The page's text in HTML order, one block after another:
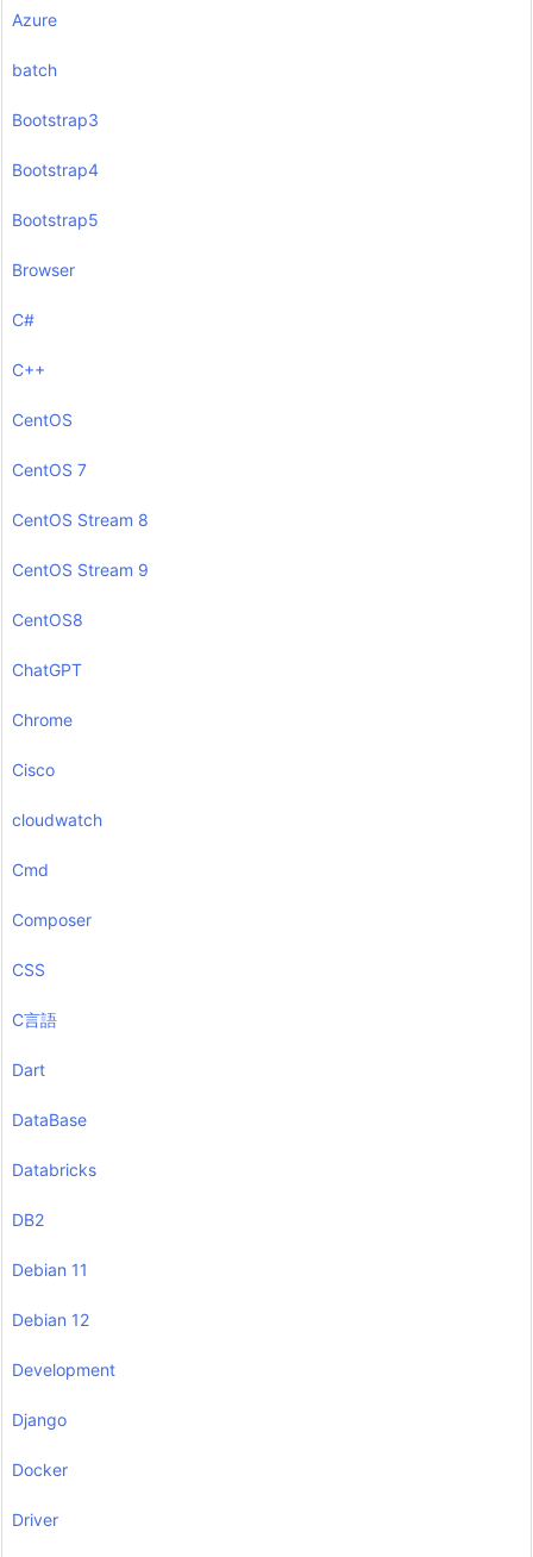
Azure
batch
Bootstrap3
Bootstrap4
Bootstrap5
Browser
C#
C++
CentOS
CentOS 7
CentOS Stream 8
CentOS Stream 9
CentOS8
ChatGPT
Chrome
Cisco
cloudwatch
Cmd
Composer
CSS
C言語
Dart
DataBase
Databricks
DB2
Debian 11
Debian 12
Development
Django
Docker
Driver